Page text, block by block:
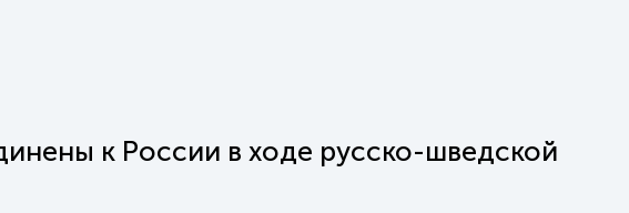
к России в ходе русско-шведской